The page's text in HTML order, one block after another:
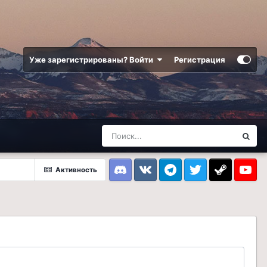
Уже зарегистрированы? Войти Регистрация
Активность
DiscordVK TelegramTwitter Steam